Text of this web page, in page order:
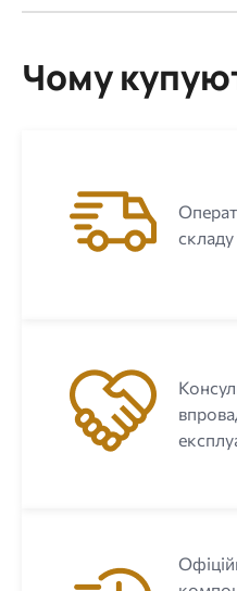
Чому
складу